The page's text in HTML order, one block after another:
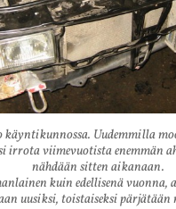
käyntikunnossa. Uudemmilla
irrota viimevuotista enemmän
nähdään sitten aikanaan.
kuin edellisenä vuonna,
uusiksi, toistaiseksi